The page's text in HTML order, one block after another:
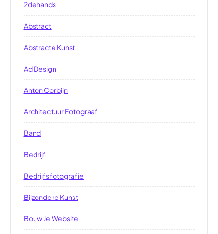
2dehands
Abstract
Abstracte Kunst
Ad Design
Anton Corbijn
Architectuur Fotograaf
Band
Bedrijf
Bedrijfsfotografie
Bijzondere Kunst
Bouw Je Website